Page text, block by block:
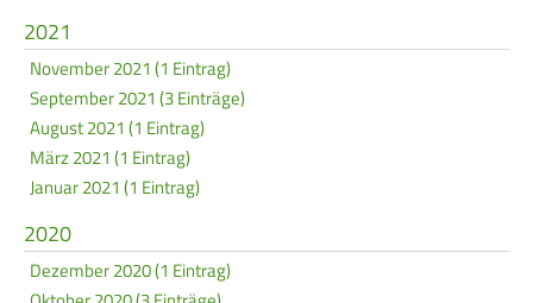
2021
November 2021 (1 Eintrag)
September 2021 (3 Einträge)
August 2021 (1 Eintrag)
März 2021 (1 Eintrag)
Januar 2021 (1 Eintrag)
2020
Dezember 2020 (1 Eintrag)